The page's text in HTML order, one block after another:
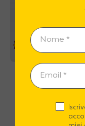
Brezza 140
automatico
A partire da5.203